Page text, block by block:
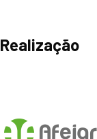
Realização